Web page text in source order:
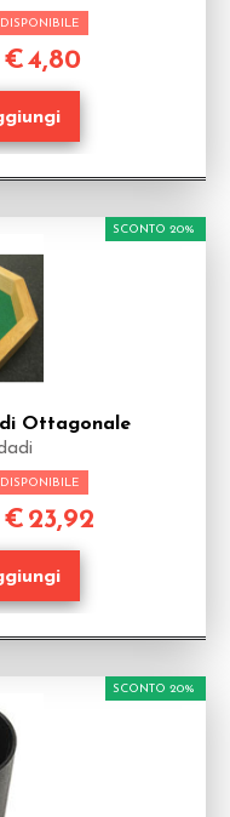
€4,80
Ottagonale
SCONTO 20%
€ 23,92
SCONTO 20%